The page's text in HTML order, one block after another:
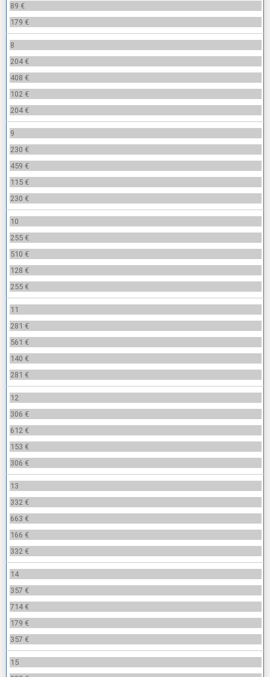
89 €
179 €
8
204 €
408 €
102 €
204 €
9
230 €
459 €
115 €
230 €
10
255 €
510 €
128 €
255 €
11
281 €
561 €
140 €
281 €
12
306 €
612 €
153 €
306 €
13
332 €
663 €
166 €
332 €
14
357 €
714 €
179 €
357 €
15